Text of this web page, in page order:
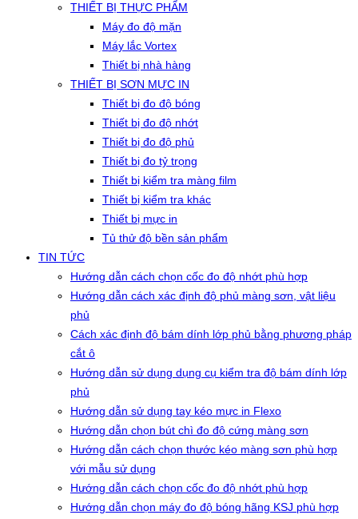
THIẾT BỊ THỰC PHẨM
Máy đo độ mặn
Máy lắc Vortex
Thiết bị nhà hàng
THIẾT BỊ SƠN MỰC IN
Thiết bị đo độ bóng
Thiết bị đo độ nhớt
Thiết bị đo độ phủ
Thiết bị đo tỷ trọng
Thiết bị kiểm tra màng film
Thiết bị kiểm tra khác
Thiết bị mực in
Tủ thử độ bền sản phẩm
TIN TỨC
Hướng dẫn cách chọn cốc đo độ nhớt phù hợp
Hướng dẫn cách xác định độ phủ màng sơn, vật liệu
phủ
Cách xác định độ bám dính lớp phủ bằng phương pháp
cắt ô
Hướng dẫn sử dụng dụng cụ kiểm tra độ bám dính lớp
phủ
Hướng dẫn sử dụng tay kéo mực in Flexo
Hướng dẫn chọn bút chì đo độ cứng màng sơn
Hướng dẫn cách chọn thước kéo màng sơn phù hợp
với mẫu sử dụng
Hướng dẫn cách chọn cốc đo độ nhớt phù hợp
Hướng dẫn chọn máy đo độ bóng hãng KSJ phù hợp